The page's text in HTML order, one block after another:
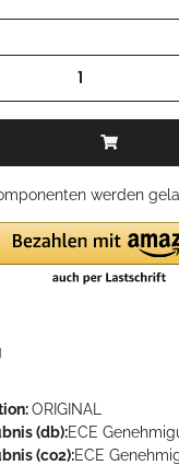
werden
ORIGINAL
(db):ECE
(co2):ECE